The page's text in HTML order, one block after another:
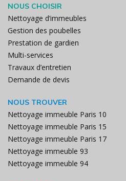
NOUS CHOISIR
Nettoyage d’immeubles
Gestion des poubelles
Prestation de gardien
Multi-services
Travaux d’entretien
Demande de devis
NOUS TROUVER
Nettoyage immeuble Paris 10
Nettoyage immeuble Paris 15
Nettoyage immeuble Paris 17
Nettoyage immeuble 93
Nettoyage immeuble 94